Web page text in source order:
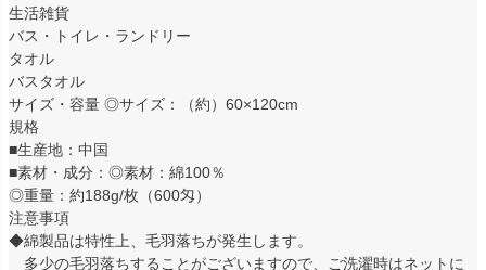
生活雑貨
バス・トイレ・ランドリー
タオル
バスタオル
サイズ・容量 ◎サイズ：（約）60×120cm
規格
■生産地：中国
■素材・成分：◎素材：綿100％
◎重量：約188g/枚（600匁）
注意事項
◆綿製品は特性上、毛羽落ちが発生します。
多少の毛羽落ちすることがございますので、ご洗濯時はネットに